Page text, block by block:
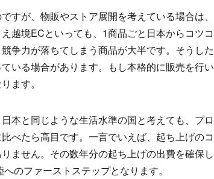
すが、物販やストア展開を考えている場合は、
越境ECといっても、1商品ごと日本からコツコ
争力が落ちてしまう商品が大半です。そうした
いる場合があります。もし本格的に販売を行い
ます。
本と同じような生活水準の国と考えても、プロ
べたら高目です。一言でいえば、起ち上げのコ
ません。その数年分の起ち上げの出費を確保し
のファーストステップとなります。